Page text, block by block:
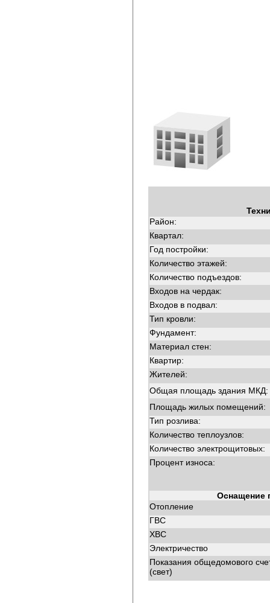
Район:
Квартал:
Год постройки:
Количество этажей:
Количество подъездов:
Входов на чердак:
Входов в подвал:
Тип кровли:
Фундамент:
Материал стен:
Квартир:
Жителей:
Общая площадь здания МКД:
Площадь жилых помещений:
Тип розлива:
Количество теплоузлов:
Количество электрощитовых:
Процент износа:
Оснащение
Отопление
ГВС
ХВС
Электричество
Показания общедомового
(свет)